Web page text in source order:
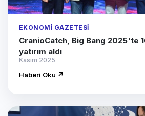
EKONOMI GAZETESI
CranioCatch, Big Bang 2025'te
yatırım aldı
Kasım 2025
Haberi Oku ↗